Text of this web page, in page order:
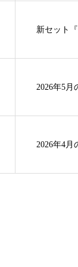
新セット
2026年5月
2026年4月